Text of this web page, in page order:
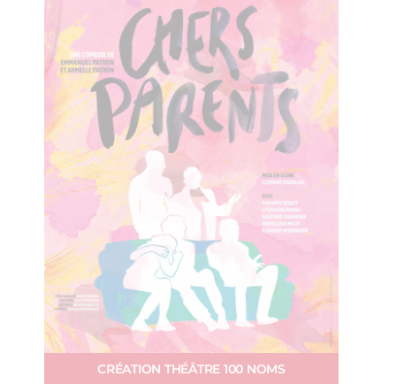
CRÉATION THÉÂTRE 100 NOMS